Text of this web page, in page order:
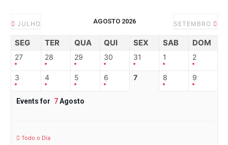
JULHO AGOSTO 2026 SETEMBRO
SEG TER QUA QUI SEX SAB DOM
27 28 29 30 31 1 2
3 4 5 6 7 8 9
Events for 7Agosto
Todo o Dia